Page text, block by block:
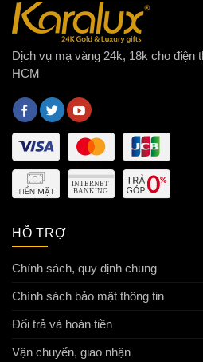
Dịch vụ mạ vàng 24k, 18k cho điện
HCM
HỖ TRỢ
Chính sách, quy định chung
Chính sách bảo mật thông tin
Đổi trả và hoàn tiền
Vận chuyển, giao nhận